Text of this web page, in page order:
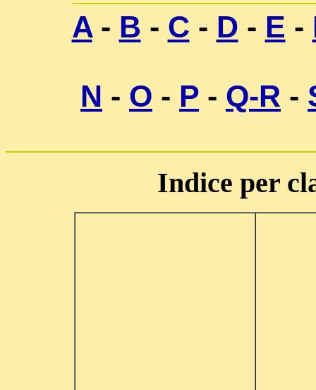
A- B - C - D - E -
N - O - P - Q-R -
Indice per